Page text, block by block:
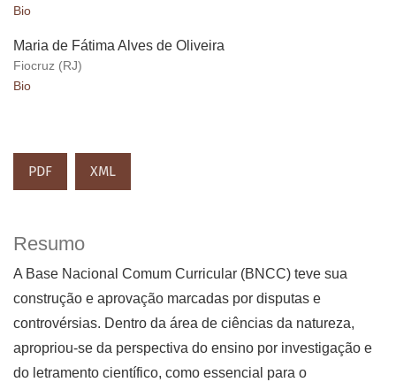
Bio
Maria de Fátima Alves de Oliveira
Fiocruz (RJ)
Bio
PDF XML
Resumo
A Base Nacional Comum Curricular (BNCC) teve sua
construção e aprovação marcadas por disputas e
controvérsias. Dentro da área de ciências da natureza,
apropriou-se da perspectiva do ensino por investigação e
do letramento científico, como essencial para o